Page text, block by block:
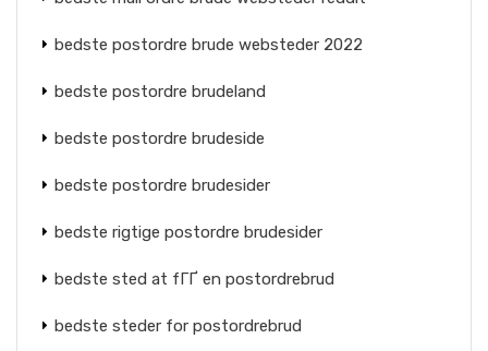
bedste postordre brude websteder 2022
bedste postordre brudeland
bedste postordre brudeside
bedste postordre brudesider
bedste rigtige postordre brudesider
bedste sted at fГҐ en postordrebrud
bedste steder for postordrebrud